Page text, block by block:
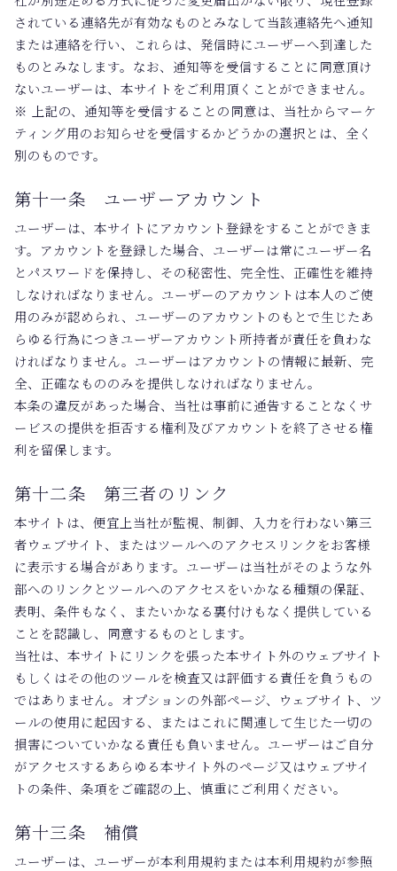
されている連絡先が有効なものとみなして当該連絡先へ通知
または連絡を行い、これらは、発信時にユーザーへ到達した
ものとみなします。なお、通知等を受信することに同意頂け
ないユーザーは、本サイトをご利用頂くことができません。
※ 上記の、通知等を受信することの同意は、当社からマーケ
ティング用のお知らせを受信するかどうかの選択とは、全く
別のものです。
第十一条 ユーザーアカウント
ユーザーは、本サイトにアカウント登録をすることができま
す。アカウントを登録した場合、ユーザーは常にユーザー名
とパスワードを保持し、その秘密性、完全性、正確性を維持
しなければなりません。ユーザーのアカウントは本人のご使
用のみが認められ、ユーザーのアカウントのもとで生じたあ
らゆる行為につきユーザーアカウント所持者が責任を負わな
ければなりません。ユーザーはアカウントの情報に最新、完
全、正確なもののみを提供しなければなりません。
本条の違反があった場合、当社は事前に通告することなくサ
ービスの提供を拒否する権利及びアカウントを終了させる権
利を留保します。
第十二条 第三者のリンク
本サイトは、便宜上当社が監視、制御、入力を行わない第三
者ウェブサイト、またはツールへのアクセスリンクをお客様
に表示する場合があります。ユーザーは当社がそのような外
部へのリンクとツールへのアクセスをいかなる種類の保証、
表明、条件もなく、またいかなる裏付けもなく提供している
ことを認識し、同意するものとします。
当社は、本サイトにリンクを張った本サイト外のウェブサイト
もしくはその他のツールを検査又は評価する責任を負うもの
ではありません。オプションの外部ページ、ウェブサイト、ツ
ールの使用に起因する、またはこれに関連して生じた一切の
損害についていかなる責任も負いません。ユーザーはご自分
がアクセスするあらゆる本サイト外のページ又はウェブサイ
トの条件、条項をご確認の上、慎重にご利用ください。
第十三条 補償
ユーザーは、ユーザーが本利用規約または本利用規約が参照